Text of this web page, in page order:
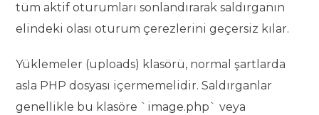
tüm aktif oturumları sonlandırarak saldırganın
elindeki olası oturum çerezlerini geçersiz kılar.
Yüklemeler (uploads) klasörü, normal şartlarda
asla PHP dosyası içermemelidir. Saldırganlar
genellikle bu klasöre `image.php` veya